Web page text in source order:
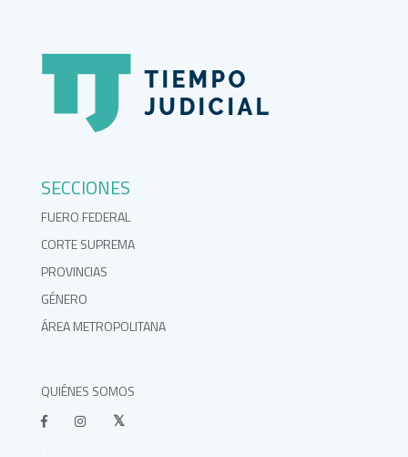
SECCIONES
FUERO FEDERAL
CORTE SUPREMA
PROVINCIAS
GÉNERO
ÁREA METROPOLITANA
QUIÉNES SOMOS